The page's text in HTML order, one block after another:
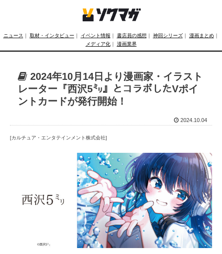
ニュース ｜ 取材・インタビュー ｜ イベント情報 ｜ 書店員の感想 ｜ 神回シリーズ｜ 漫画まとめ｜
メディア化｜ 漫画業界
2024年10月14日より漫画家・イラスト
レーター『西沢5㍉』とコラボしたVポイ
ントカードが発行開始！
2024.10.04
[カルチュア・エンタテインメント株式会社]